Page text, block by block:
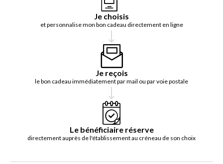
Je choisis
et personnalise mon bon cadeau directement en ligne
Je reçois
le bon cadeau immédiatement par mail ou par voie postale
Le bénéficiaire réserve
directement auprès de l'établissement au créneau de son choix